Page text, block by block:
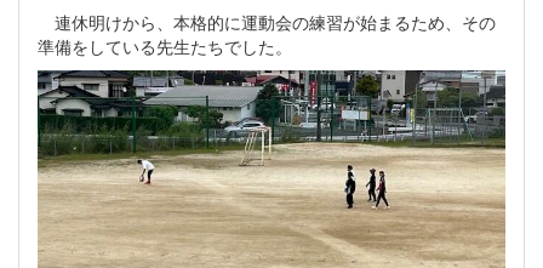
連休明けから、本格的に運動会の練習が始まるため、その
準備をしている先生たちでした。